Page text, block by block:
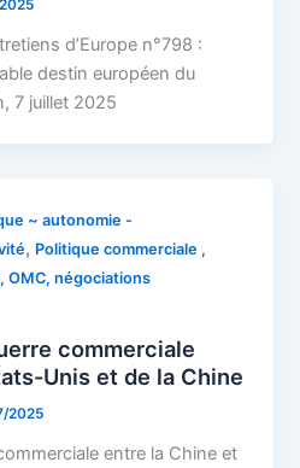
d’Europe n°798 :
destin européen du
7 juillet 2025
~ autonomie -
, Politique commerciale ,
OMC, négociations
commerciale
Unis et de la Chine
2025
entre la Chine et